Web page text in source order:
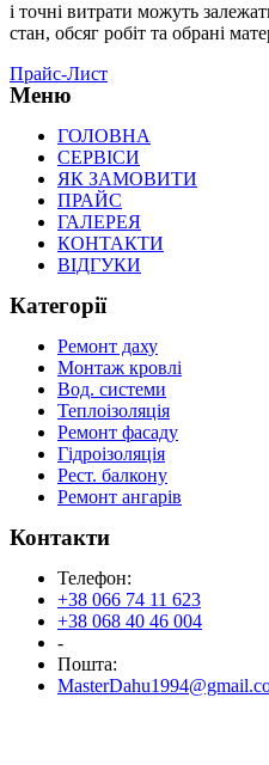
і точні витрати можуть
стан, обсяг робіт та обрані
Прайс-Лист
Меню
ГОЛОВНА
СЕРВІСИ
ЯК ЗАМОВИТИ
ПРАЙС
ГАЛЕРЕЯ
КОНТАКТИ
ВІДГУКИ
Категорії
Ремонт даху
Монтаж кровлі
Вод. системи
Теплоізоляція
Ремонт фасаду
Гідроізоляція
Рест. балкону
Ремонт ангарів
Контакти
Телефон:
+38 066 74 11 623
+38 068 40 46 004
-
Пошта: